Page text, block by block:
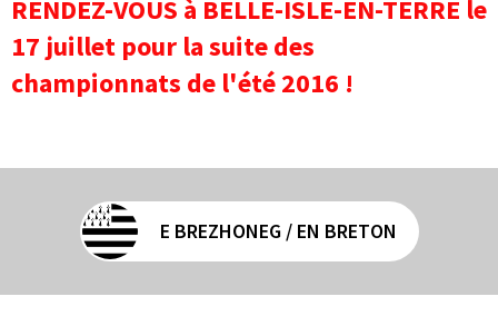
RENDEZ-VOUS à BELLE-ISLE-EN-TERRE le
17 juillet pour la suite des
championnats de l'été 2016 !
E BREZHONEG / EN BRETON